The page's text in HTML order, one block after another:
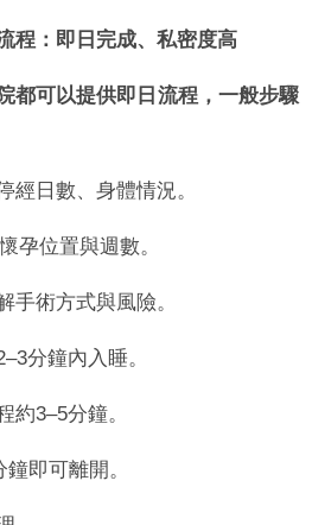
程：即日完成、私密度高
都可以提供即日流程，一般步驟
經日數、身體情況。
孕位置與週數。
手術方式與風險。
分鐘內入睡。
約3–5分鐘。
即可離開。